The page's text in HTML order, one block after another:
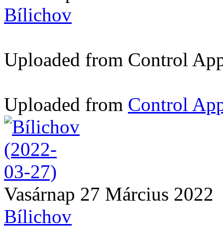
Bílichov
Uploaded from Control
Uploaded from Control
Vasárnap 27 Március 2022
Bílichov